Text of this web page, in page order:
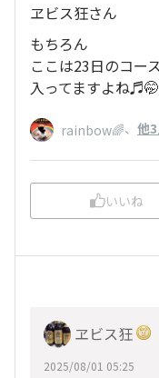
ヱビス狂さん
もちろん
ここは23日のコー
入ってますよね♬🤭
rainbow🌈、 他
いいね
ヱビス狂
2025/08/01 05:25